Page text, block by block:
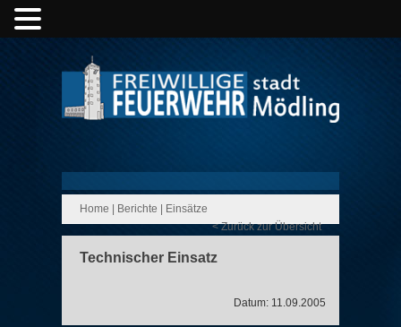
Home Berichte
Einsätze
< Zurück zur Übersicht
Technischer Einsatz
Datum: 11.09.2005